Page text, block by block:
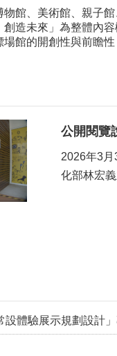
館、美術館、親子
造未來」為整體內
館的開創性與前瞻
公開閱覽
2026年3
化部林宏
設體驗展示規劃設計